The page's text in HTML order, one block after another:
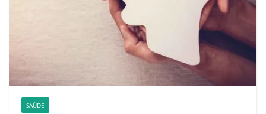
SAÚDE